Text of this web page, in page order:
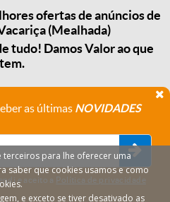
ofertas de anúncios de
(Mealhada)
tudo! Damos Valor ao que
tem.
as últimas NOVIDADES
e aceito a Política de privacidade
para lhe oferecer uma
saber que cookies usamos e como
e exceto se tiver desativado as